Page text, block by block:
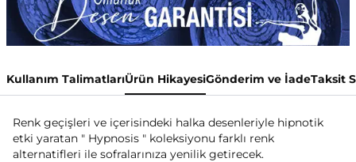
Kullanım TalimatlarıÜrün HikayesiGönderim ve İadeTaksit
Renk geçişleri ve içerisindeki halka desenleriyle hipnotik
etki yaratan " Hypnosis " koleksiyonu farklı renk
alternatifleri ile sofralarınıza yenilik getirecek.